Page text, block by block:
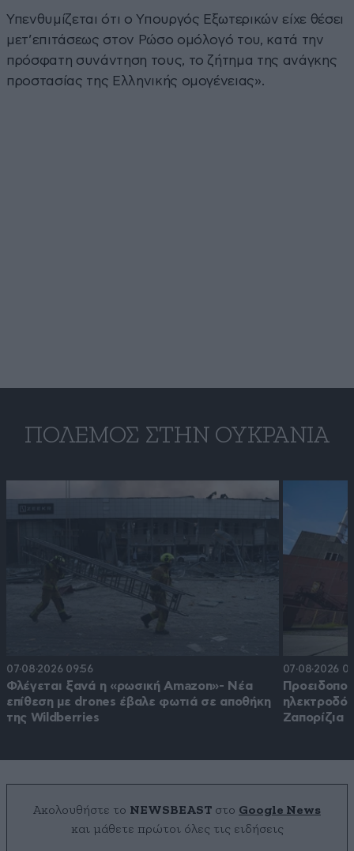
Υπενθυμίζεται ότι ο Υπουργός Εξωτερικών είχε θέσει
μετ’επιτάσεως στον Ρώσο ομόλογό του, κατά την
πρόσφατη συνάντηση τους, το ζήτημα της ανάγκης
προστασίας της Ελληνικής ομογένειας».
ΠΌΛΕΜΟΣ ΣΤΗΝ ΟΥΚΡΑΝΊΑ
07·08·2026 09:56
Φλέγεται ξανά η «ρωσική Amazon»- Νέα
επίθεση με drones έβαλε φωτιά σε αποθήκη
της Wildberries
07·08·2026
Ζαπορίζια
Ακολουθήστε το NEWSBEAST στο Google News
και μάθετε πρώτοι όλες τις ειδήσεις